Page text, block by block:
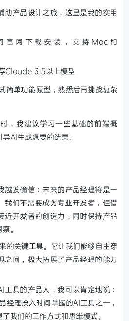
助产品设计之旅，这里是我的实用
网下载安装，支持Mac和
Claude 3.5以上模型
简单功能原型，熟悉后再挑战复杂
，我建议学习一些基础的前端概
AI生成想要的结果。
越发确信：未来的产品经理将是一
我们不需要成为专业开发者，但借
近开发者的创造力，同时保持产品
。
的关键工具。它让我们能够自由穿
之间，极大拓展了产品经理的能力
工具的产品人，我可以肯定地说：
经理投入时间掌握的AI工具之一，
我们的工作方式和思维模式。